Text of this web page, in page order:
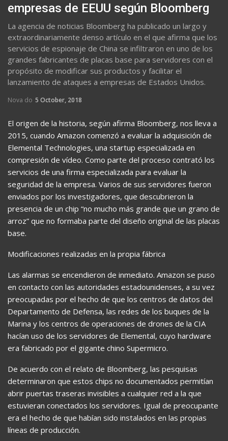
empresas de EEUU según Bloomberg
La agencia de noticias Bloomberg ha publicado un largo y
extraordinariamente denso artículo en el que afirma que los
servicios de espionaje de China se infiltraron en uno de los
grandes fabricantes de placas base para servidores con el
propósito de modificar sus productos y facilitar el
lanzamiento de ataques a empresas de Estados Unidos.
Nova do 5 October, 2018
El origen de la historia, según afirma Bloomberg, nos lleva a
2015, cuando Amazon comenzó a evaluar la adquisición de
Elemental Technologies, una startup especializada en
compresión de vídeo. Como parte del proceso contrató los
servicios de una firma especializada para evaluar la
seguridad de la empresa. Varios de sus servidores fueron
enviados por los investigadores, que descubrieron la
presencia de un chip “no mucho más grande que un grano de
arroz” que no formaba parte del diseño original de las placas
base.
Modificaciones realizadas en la propia fábrica
Las alarmas se encendieron de inmediato. Amazon se puso
en contacto con las autoridades estadounidenses, a su vez
preocupadas por el hecho de que los centros de datos del
Departamento de Defensa, las redes de los buques de la
Marina y los centros de operaciones de drones de la CIA
hacían uso de los servidores de Elemental, cuyo hardware
era fabricado por el gigante chino Supermicro.
De acuerdo con el relato de Bloomberg, las pesquisas
determinaron que estos chips no documentados permitían
abrir puertas traseras invisibles a cualquier red a la que
estuvieran conectados los servidores. Igual de preocupante
era el hecho de que habían sido instalados en las propias
líneas de producción.